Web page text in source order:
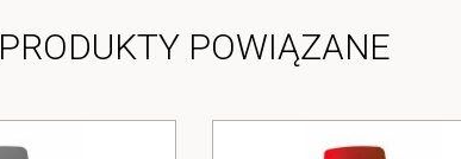
PRODUKTY POWIĄZANE